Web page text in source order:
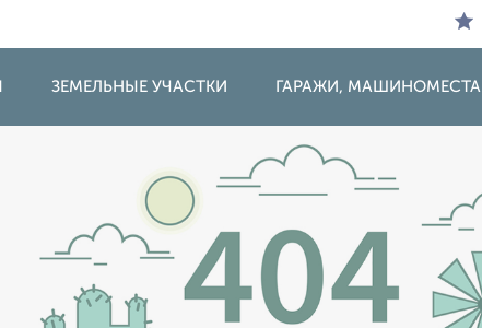
ЗЕМЕЛЬНЫЕ УЧАСТКИ ГАРАЖИ, МАШИНОМЕСТА